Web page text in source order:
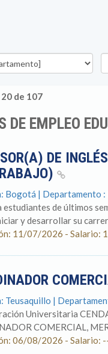
20 de 107
DE EMPLEO
DE
Bogotá | Departamento
estudiantes de últimos
y desarrollar su
11/07/2026 - Salario:
Teusaquillo |
Universitaria
COMERCIAL,
06/08/2026 - Salario: